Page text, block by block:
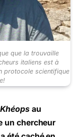
que la trouvaille
italiens est à
protocole scientifique
au
un chercheur